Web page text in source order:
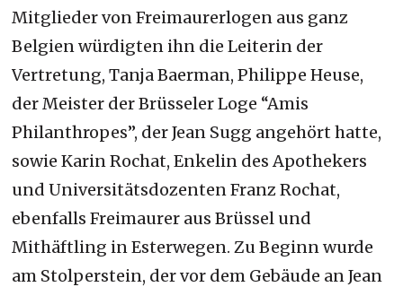
Mitglieder von Freimaurerlogen aus ganz
Belgien würdigten ihn die Leiterin der
Vertretung, Tanja Baerman, Philippe Heuse,
der Meister der Brüsseler Loge “Amis
Philanthropes”, der Jean Sugg angehört hatte,
sowie Karin Rochat, Enkelin des Apothekers
und Universitätsdozenten Franz Rochat,
ebenfalls Freimaurer aus Brüssel und
Mithäftling in Esterwegen. Zu Beginn wurde
am Stolperstein, der vor dem Gebäude an Jean